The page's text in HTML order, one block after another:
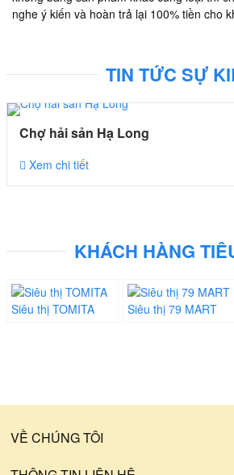
nghe ý kiến và hoàn trả lại 100% tiền cho
TIN TỨC SỰ
Chợ hải sản Hạ Long
Xem chi tiết
KHÁCH HÀNG
Siêu thị TOMITA
Siêu thị 79 MART
VỀ CHÚNG TÔI